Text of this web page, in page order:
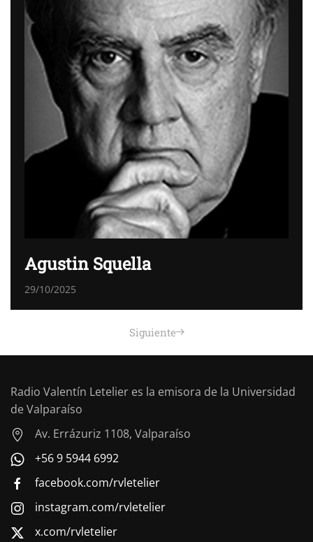
Agustin Squella
29/10/2025
Siguiente
Radio Valentín Letelier es la emisora de la Universidad
de Valparaíso
Av. Errázuriz 1108, Valparaíso
+56 9 5944 6992
facebook.com/rvletelier
instagram.com/rvletelier
x.com/rvletelier